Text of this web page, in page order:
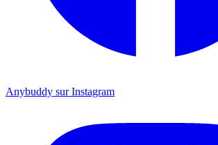
Anybuddy sur Instagram